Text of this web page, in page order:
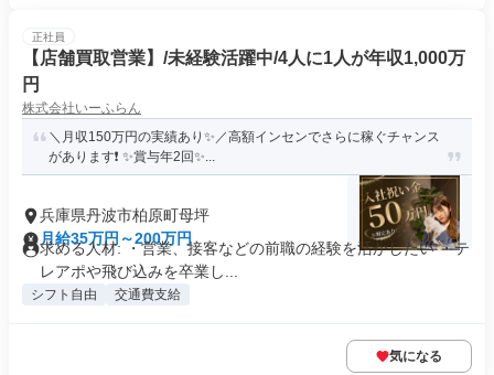
正社員
【店舗買取営業】/未経験活躍中/4人に1人が年収1,000万
円
株式会社いーふらん
＼月収150万円の実績あり✨／高額インセンでさらに稼ぐチャンス
があります❗ ✨賞与年2回✨...
兵庫県丹波市柏原町母坪
月給35万円～200万円
求める人材: ・営業、接客などの前職の経験を活かしたい ・テ
レアポや飛び込みを卒業し...
シフト自由 交通費支給
気になる